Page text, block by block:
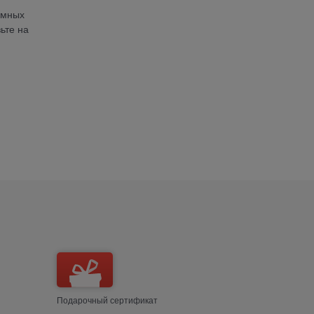
на
Подарочный сертификат